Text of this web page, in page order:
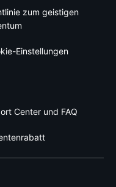
zum geistigen
Einstellungen
Center und FAQ